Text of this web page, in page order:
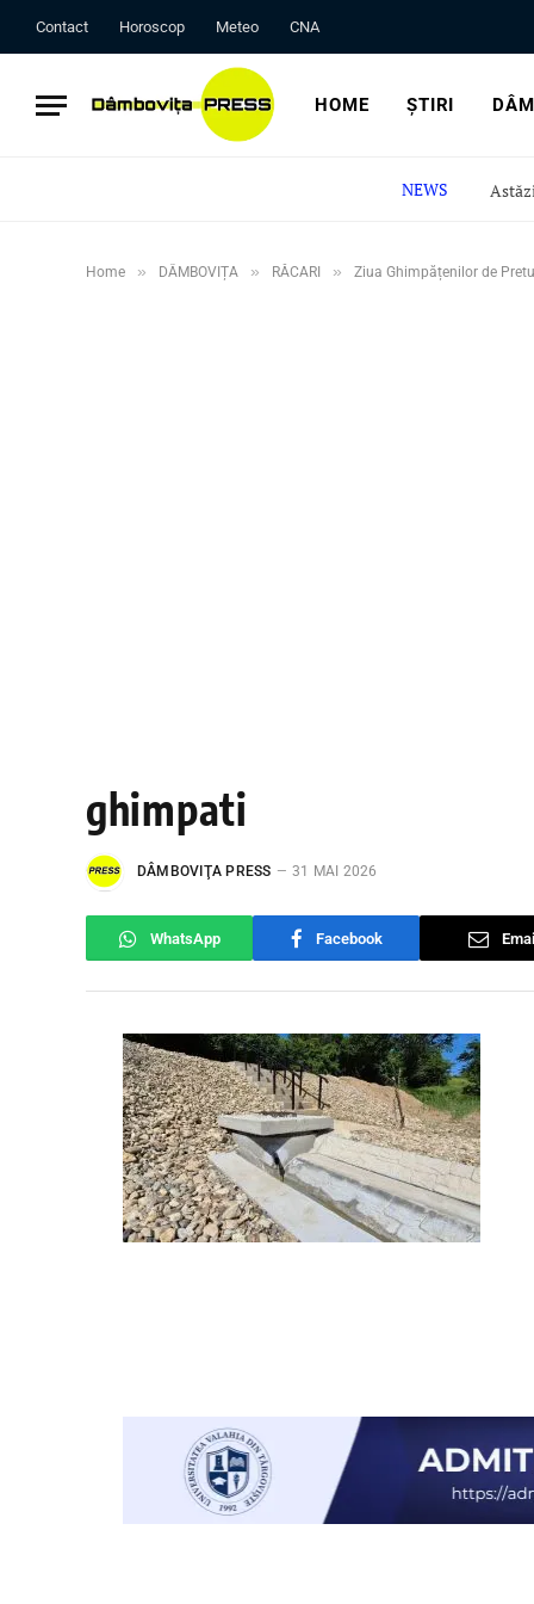
Contact Horoscop Meteo CNA
HOME ȘTIRI
NEWS
Home » DÂMBOVIȚA » RĂCARI » Ziua Ghimpățenilor de
ghimpati
DÂMBOVIŢA PRESS 31 MAI 2026
WhatsApp Facebook